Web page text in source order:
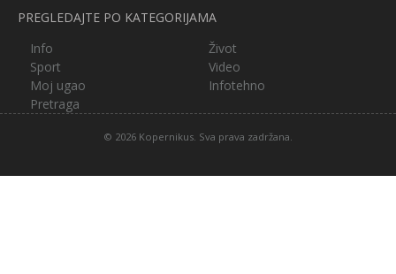
PREGLEDAJTE PO KATEGORIJAMA
Info
Život
Sport
Video
Moj ugao
Infotehno
Pretraga
© 2026 Kopernikus. Sva prava zadržana.